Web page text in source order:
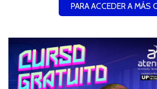
PARA ACCEDER A MÁS